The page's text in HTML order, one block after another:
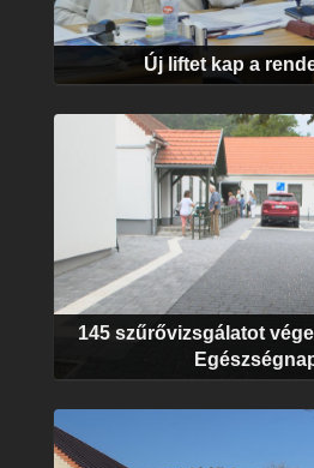
Új liftet kap a
145 szűrővizsgálatot